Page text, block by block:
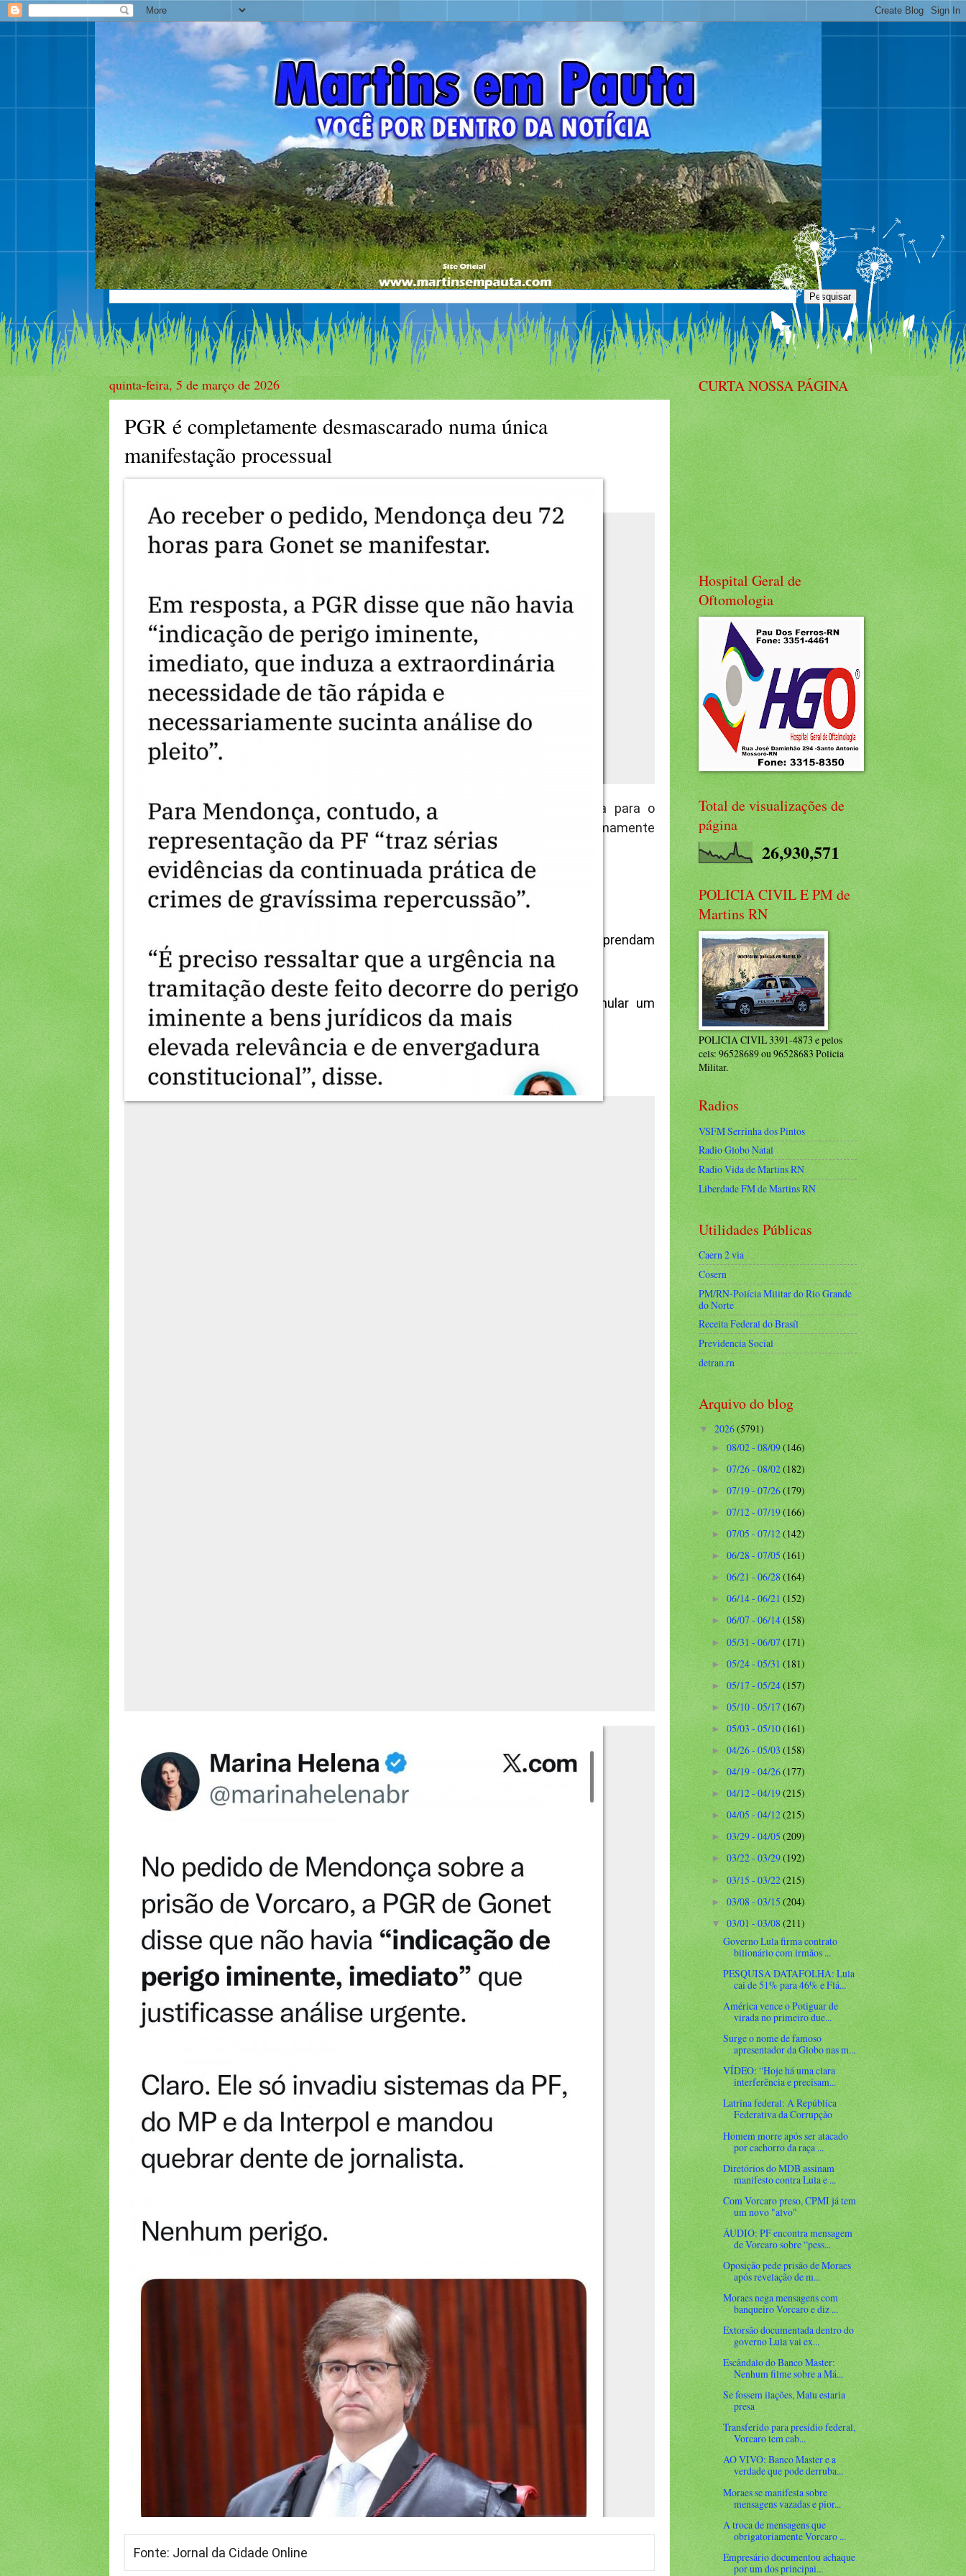
quinta-feira, 5 de março de 2026
PGR é completamente desmascarado numa única
manifestação processual
O Procurador-Geral da República, Paulo Gonet, é efetivamente uma vergonha para o
Ministério Público. Uma atuação alinhada com interesses inconfessáveis e extremamente
parcial.
O ativitsa político Leandro Ruschel, definiu com perfeição:
“Velhinhas com Bíblia na mão, protestando contra o regime = ‘perigo imediato, prendam
todas!’
Banqueiro bilionário mandando um jagunço apelidado de ‘Sicário’ para simular um
assalto e quebrar os dentes de um desafeto = ‘não há nenhum perigo iminente’.
Eis o nosso procurador-geral...”
Fonte: Jornal da Cidade Online
CURTA NOSSA PÁGINA
Hospital Geral de
Oftomologia
Total de visualizações de
página
26,930,571
POLICIA CIVIL E PM de
Martins RN
POLICIA CIVIL 3391-4873 e pelos
cels: 96528689 ou 96528683 Policia
Militar.
Radios
VSFM Serrinha dos Pintos
Radio Globo Natal
Radio Vida de Martins RN
Liberdade FM de Martins RN
Utilidades Públicas
Caern 2 via
Cosern
PM/RN-Polícia Militar do Rio Grande
do Norte
Receita Federal do Brasíl
Previdencia Social
detran.rn
Arquivo do blog
▼2026(5791)
►08/02 - 08/09(146)
►07/26 - 08/02(182)
►07/19 - 07/26(179)
►07/12 - 07/19(166)
►07/05 - 07/12(142)
►06/28 - 07/05(161)
►06/21 - 06/28(164)
►06/14 - 06/21(152)
►06/07 - 06/14(158)
►05/31 - 06/07(171)
►05/24 - 05/31(181)
►05/17 - 05/24(157)
►05/10 - 05/17(167)
►05/03 - 05/10(161)
►04/26 - 05/03(158)
►04/19 - 04/26(177)
►04/12 - 04/19(215)
►04/05 - 04/12(215)
►03/29 - 04/05(209)
►03/22 - 03/29(192)
►03/15 - 03/22(215)
►03/08 - 03/15(204)
▼03/01 - 03/08(211)
Governo Lula firma contrato
bilionário com irmãos ...
PESQUISA DATAFOLHA: Lula
cai de 51% para 46% e Flá...
América vence o Potiguar de
virada no primeiro due...
Surge o nome de famoso
apresentador da Globo nas m...
VÍDEO: “Hoje há uma clara
interferência e precisam...
Latrina federal: A República
Federativa da Corrupção
Homem morre após ser atacado
por cachorro da raça ...
Diretórios do MDB assinam
manifesto contra Lula e ...
Com Vorcaro preso, CPMI já tem
um novo "alvo"
ÁUDIO: PF encontra mensagem
de Vorcaro sobre “pess...
Oposição pede prisão de Moraes
após revelação de m...
Moraes nega mensagens com
banqueiro Vorcaro e diz ...
Extorsão documentada dentro do
governo Lula vai ex...
Escândalo do Banco Master:
Nenhum filme sobre a Má...
Se fossem ilações, Malu estaria
presa
Transferido para presídio federal,
Vorcaro tem cab...
AO VIVO: Banco Master e a
verdade que pode derruba...
Moraes se manifesta sobre
mensagens vazadas e pior...
A troca de mensagens que
obrigatoriamente Vorcaro ...
Empresário documentou achaque
por um dos principai...